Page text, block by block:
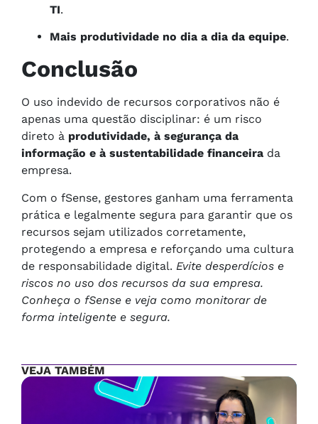
TI.
Mais produtividade no dia a dia da equipe.
Conclusão
O uso indevido de recursos corporativos não é
apenas uma questão disciplinar: é um risco
direto à produtividade, à segurança da
informação e à sustentabilidade financeira da
empresa.
Com o fSense, gestores ganham uma ferramenta
prática e legalmente segura para garantir que os
recursos sejam utilizados corretamente,
protegendo a empresa e reforçando uma cultura
de responsabilidade digital. Evite desperdícios e
riscos no uso dos recursos da sua empresa.
Conheça o fSense e veja como monitorar de
forma inteligente e segura.
VEJA TAMBÉM